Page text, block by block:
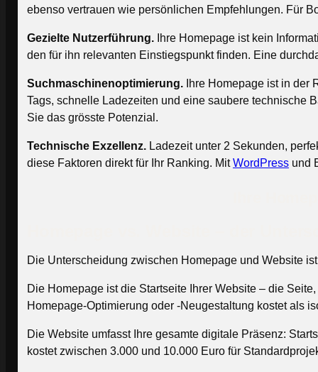
ebenso vertrauen wie persönlichen Empfehlungen. Für
Gezielte Nutzerführung. Ihre Homepage ist kein
den für ihn relevanten Einstiegspunkt finden. Eine
Suchmaschinenoptimierung. Ihre Homepage ist in der
Tags, schnelle Ladezeiten und eine saubere technische
Sie das grösste Potenzial.
Technische Exzellenz. Ladezeit unter 2 Sekunden,
diese Faktoren direkt für Ihr Ranking. MitWordPress und
Die Unterscheidung zwischen Homepage und Website
Die Homepage ist die Startseite Ihrer Website – die
Homepage-Optimierung oder -Neugestaltung kostet als
Die Website umfasst Ihre gesamte digitale Präsenz:
kostet zwischen 3.000 und 10.000 Euro für